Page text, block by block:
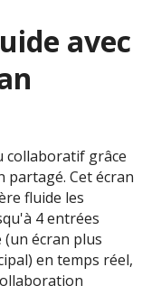
avec
collaboratif grâce
partagé. Cet écran
fluide les
4 entrées
écran plus
en temps réel,